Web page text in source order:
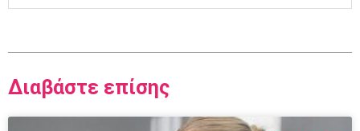
Διαβάστε επίσης